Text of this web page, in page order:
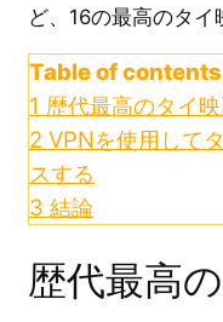
ど、16の最高のタイ
Table of contents
1 歴代最高のタイ
2 VPNを使用して
スする
3 結論
歴代最高